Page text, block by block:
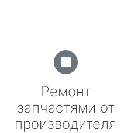
Ремонт
запчастями от
производителя